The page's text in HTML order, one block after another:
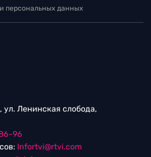
персональных данных
ул. Ленинская слобода,
96
Infortvi@rtvi.com